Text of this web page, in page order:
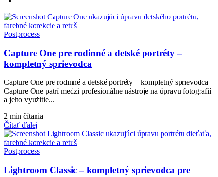
Postprocess
Capture One pre rodinné a detské portréty –
kompletný sprievodca
Capture One pre rodinné a detské portréty – kompletný sprievodca
Capture One patrí medzi profesionálne nástroje na úpravu fotografií
a jeho využitie...
2 min čítania
Čítať ďalej
Postprocess
Lightroom Classic – kompletný sprievodca pre